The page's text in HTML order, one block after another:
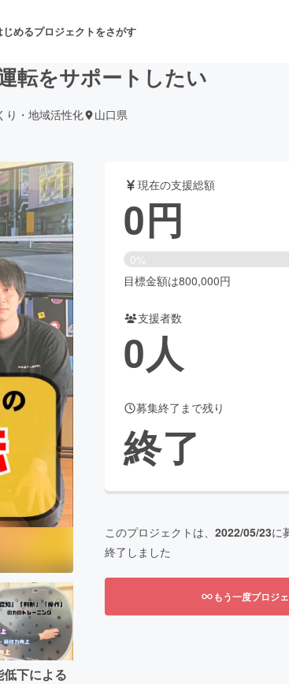
じめるプロジェクトをさがす
舞台・パフォーマンス
フード・飲食店
アニメ・漫画
ビューティー・ヘルスケア
CAMPFIRE Creation
machi-ya コミュニティ
転をサポートしたい
り・地域活性化 山口県
下による
現在の支援総額
0円
0%
目標金額は800,000円
支援者数
0人
募集終了まで残り
終了
このプロジェクトは、 2022/05/23に
終了しました
もう一度プロジ